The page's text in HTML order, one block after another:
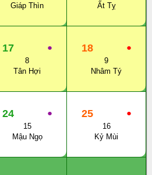
Giáp Thìn
Ất Tỵ
●
17
8
Tân Hợi
●
18
9
Nhâm Tý
●
24
15
Mậu Ngọ
●
25
16
Kỷ Mùi